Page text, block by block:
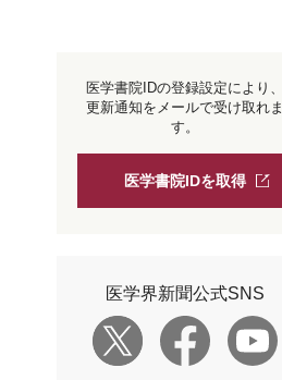
医学書院IDの登録設定により、
更新通知をメールで受け取れま
す。
医学書院IDを取得
医学界新聞公式SNS